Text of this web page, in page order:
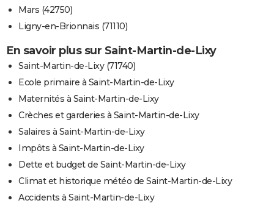
Mars (42750)
Ligny-en-Brionnais (71110)
En savoir plus sur Saint-Martin-de-Lixy
Saint-Martin-de-Lixy (71740)
Ecole primaire à Saint-Martin-de-Lixy
Maternités à Saint-Martin-de-Lixy
Crèches et garderies à Saint-Martin-de-Lixy
Salaires à Saint-Martin-de-Lixy
Impôts à Saint-Martin-de-Lixy
Dette et budget de Saint-Martin-de-Lixy
Climat et historique météo de Saint-Martin-de-Lixy
Accidents à Saint-Martin-de-Lixy